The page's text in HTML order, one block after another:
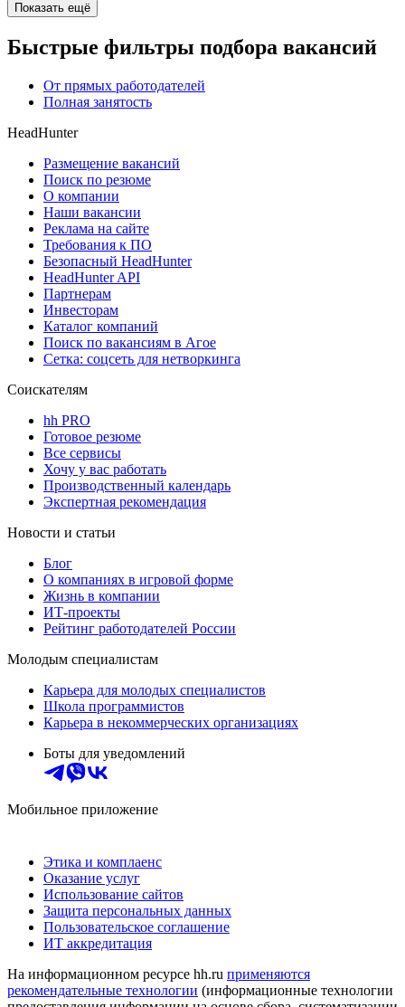
Показать ещё
Быстрые фильтры подбора вакансий
От прямых работодателей
Полная занятость
HeadHunter
Размещение вакансий
Поиск по резюме
О компании
Наши вакансии
Реклама на сайте
Требования к ПО
Безопасный HeadHunter
HeadHunter API
Партнерам
Инвесторам
Каталог компаний
Поиск по вакансиям в Агое
Сетка: соцсеть для нетворкинга
Соискателям
hh PRO
Готовое резюме
Все сервисы
Хочу у вас работать
Производственный календарь
Экспертная рекомендация
Новости и статьи
Блог
О компаниях в игровой форме
Жизнь в компании
ИТ-проекты
Рейтинг работодателей России
Молодым специалистам
Карьера для молодых специалистов
Школа программистов
Карьера в некоммерческих организациях
Боты для уведомлений
Мобильное приложение
Этика и комплаенс
Оказание услуг
Использование сайтов
Защита персональных данных
Пользовательское соглашение
ИТ аккредитация
На информационном ресурсе hh.ru применяются
рекомендательные технологии (информационные технологии